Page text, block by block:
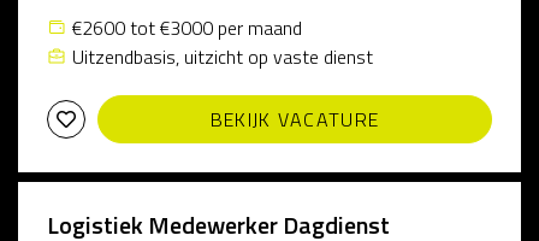
€2600 tot €3000 per maand
Uitzendbasis, uitzicht op vaste dienst
BEKIJK VACATURE
Logistiek Medewerker Dagdienst